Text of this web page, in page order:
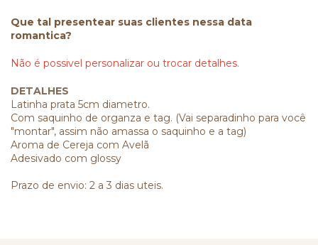
Que tal presentear suas clientes nessa data
romantica?
Não é possivel personalizar ou trocar detalhes.
DETALHES
Latinha prata 5cm diametro.
Com saquinho de organza e tag. (Vai separadinho para você
"montar", assim não amassa o saquinho e a tag)
Aroma de Cereja com Avelã
Adesivado com glossy
Prazo de envio: 2 a 3 dias uteis.